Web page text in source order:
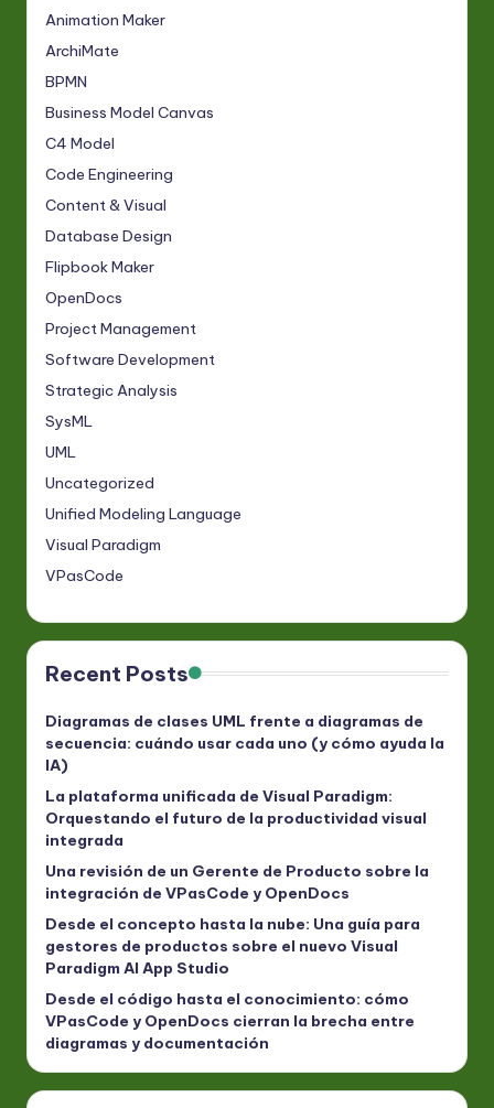
Animation Maker
ArchiMate
BPMN
Business Model Canvas
C4 Model
Code Engineering
Content & Visual
Database Design
Flipbook Maker
OpenDocs
Project Management
Software Development
Strategic Analysis
SysML
UML
Uncategorized
Unified Modeling Language
Visual Paradigm
VPasCode
Recent Posts
Diagramas de clases UML frente a diagramas de
secuencia: cuándo usar cada uno (y cómo ayuda la
IA)
La plataforma unificada de Visual Paradigm:
Orquestando el futuro de la productividad visual
integrada
Una revisión de un Gerente de Producto sobre la
integración de VPasCode y OpenDocs
Desde el concepto hasta la nube: Una guía para
gestores de productos sobre el nuevo Visual
Paradigm AI App Studio
Desde el código hasta el conocimiento: cómo
VPasCode y OpenDocs cierran la brecha entre
diagramas y documentación